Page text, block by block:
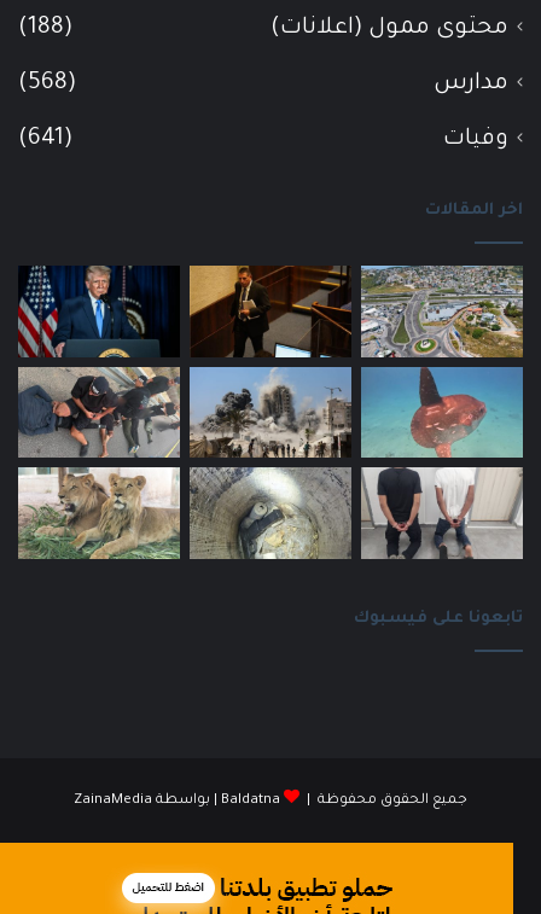
محتوى ممول (اعلانات) (188)
مدارس (568)
وفيات (641)
اخر المقالات
تابعونا على فيسبوك
جميع الحقوق محفوظة | Baldatna | بواسطة ZainaMedia